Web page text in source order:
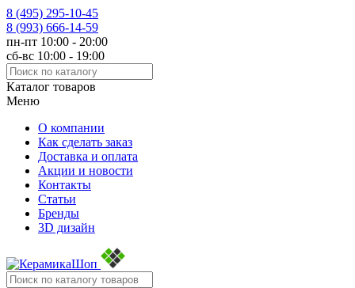
8 (495) 295-10-45
8 (993) 666-14-59
пн-пт 10:00 - 20:00
сб-вс 10:00 - 19:00
Каталог товаров
Меню
О компании
Как сделать заказ
Доставка и оплата
Акции и новости
Контакты
Статьи
Бренды
3D дизайн